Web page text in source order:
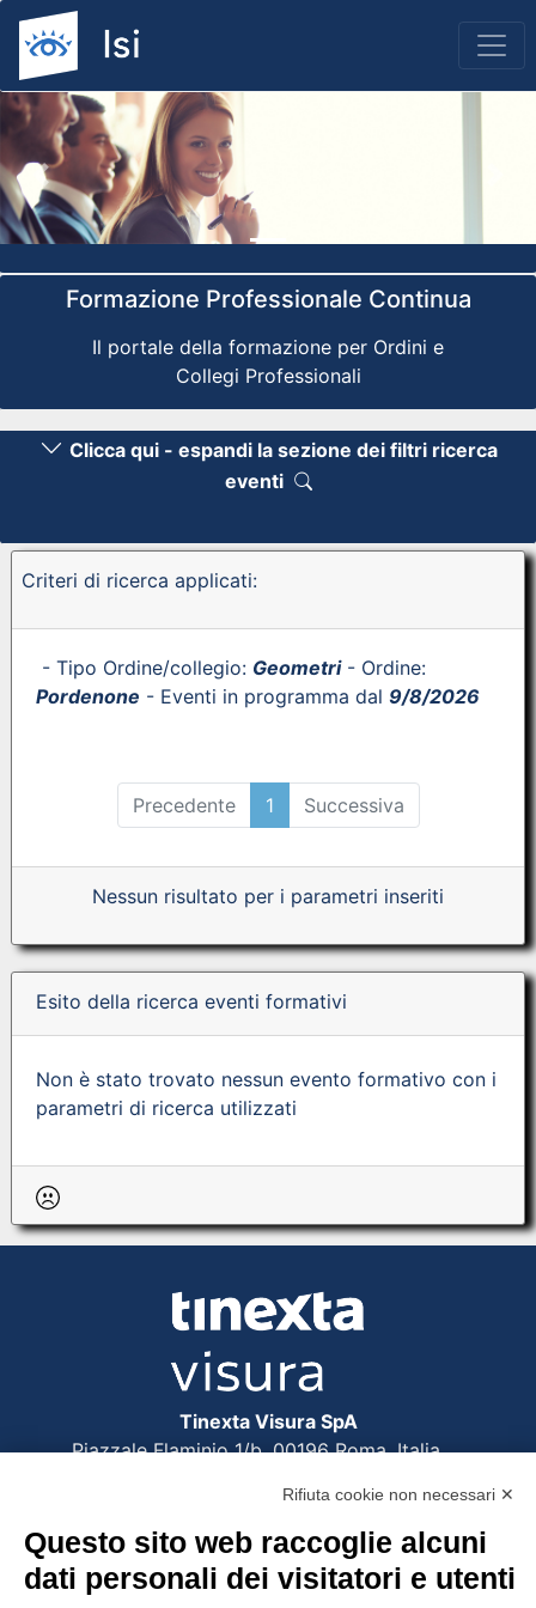
Previous
Formazione Professionale Continua
Il portale della formazione per Ordini e
Collegi Professionali
Clicca qui - espandi la sezione dei filtri ricerca
eventi
Criteri di ricerca applicati:
- Tipo Ordine/collegio: Geometri- Ordine:
Pordenone - Eventi in programma dal 9/8/2026
Precedente 1 Successiva
Nessun risultato per i parametri inseriti
Esito della ricerca eventi formativi
Non è stato trovato nessun evento formativo con i
parametri di ricerca utilizzati
Tinexta Visura SpA
Piazzale Flaminio 1/b, 00196 Roma, Italia
Società soggetta alla direzione e coordinamento
di Tinexta SpA
P.IVA 05338771008 REA n. 877679
Rifiuta cookie non necessari ✕
Questo sito web raccoglie alcuni
dati personali dei visitatori e utenti